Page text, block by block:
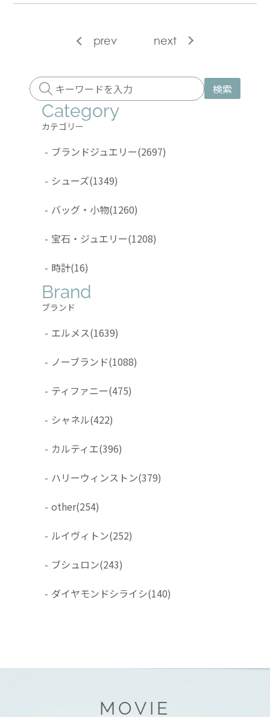
prev next
検索
Category
カテゴリー
- ブランドジュエリー(2697)
- シューズ(1349)
- バッグ・小物(1260)
- 宝石・ジュエリー(1208)
- 時計(16)
Brand
ブランド
- エルメス(1639)
- ノーブランド(1088)
- ティファニー(475)
- シャネル(422)
- カルティエ(396)
- ハリーウィンストン(379)
- other(254)
- ルイヴィトン(252)
- ブシュロン(243)
- ダイヤモンドシライシ(140)
MOVIE